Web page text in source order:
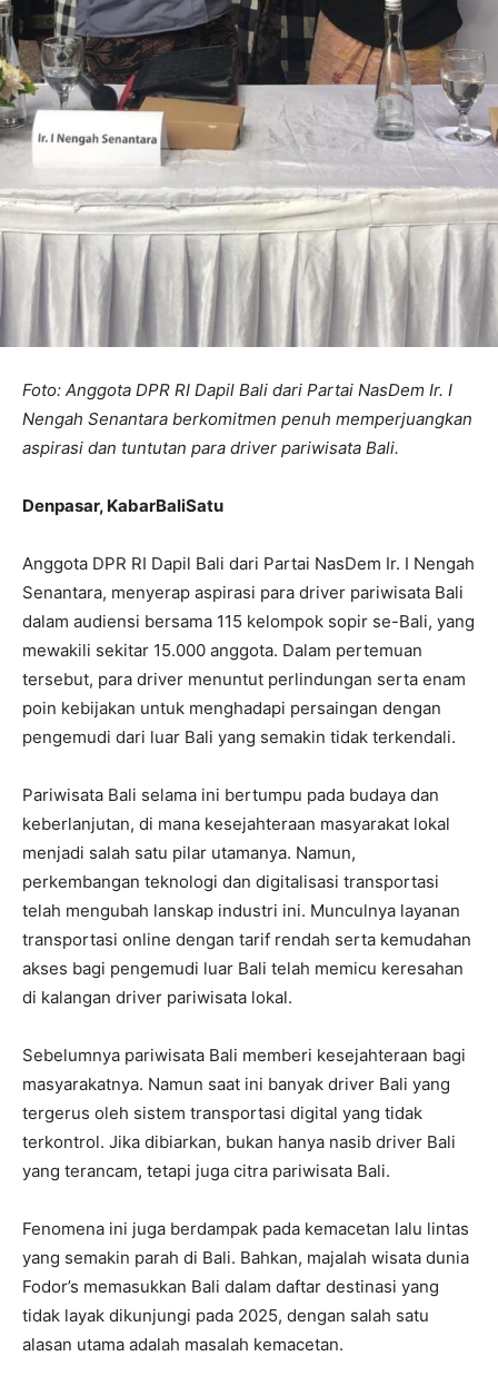
Foto: Anggota DPR RI Dapil Bali dari Partai NasDem Ir. I
Nengah Senantara berkomitmen penuh memperjuangkan
aspirasi dan tuntutan para driver pariwisata Bali.
Denpasar, KabarBaliSatu
Anggota DPR RI Dapil Bali dari Partai NasDem Ir. I Nengah
Senantara, menyerap aspirasi para driver pariwisata Bali
dalam audiensi bersama 115 kelompok sopir se-Bali, yang
mewakili sekitar 15.000 anggota. Dalam pertemuan
tersebut, para driver menuntut perlindungan serta enam
poin kebijakan untuk menghadapi persaingan dengan
pengemudi dari luar Bali yang semakin tidak terkendali.
Pariwisata Bali selama ini bertumpu pada budaya dan
keberlanjutan, di mana kesejahteraan masyarakat lokal
menjadi salah satu pilar utamanya. Namun,
perkembangan teknologi dan digitalisasi transportasi
telah mengubah lanskap industri ini. Munculnya layanan
transportasi online dengan tarif rendah serta kemudahan
akses bagi pengemudi luar Bali telah memicu keresahan
di kalangan driver pariwisata lokal.
Sebelumnya pariwisata Bali memberi kesejahteraan bagi
masyarakatnya. Namun saat ini banyak driver Bali yang
tergerus oleh sistem transportasi digital yang tidak
terkontrol. Jika dibiarkan, bukan hanya nasib driver Bali
yang terancam, tetapi juga citra pariwisata Bali.
Fenomena ini juga berdampak pada kemacetan lalu lintas
yang semakin parah di Bali. Bahkan, majalah wisata dunia
Fodor’s memasukkan Bali dalam daftar destinasi yang
tidak layak dikunjungi pada 2025, dengan salah satu
alasan utama adalah masalah kemacetan.